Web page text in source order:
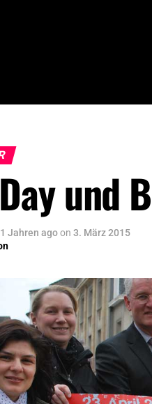
und
Jahren agoon 3. März 2015